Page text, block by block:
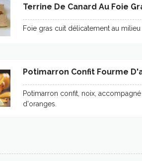
Terrine De Canard Au Foie
Foie gras cuit délicatement au milieu
Potimarron Confit Fourme
Potimarron confit, noix,
d'oranges.